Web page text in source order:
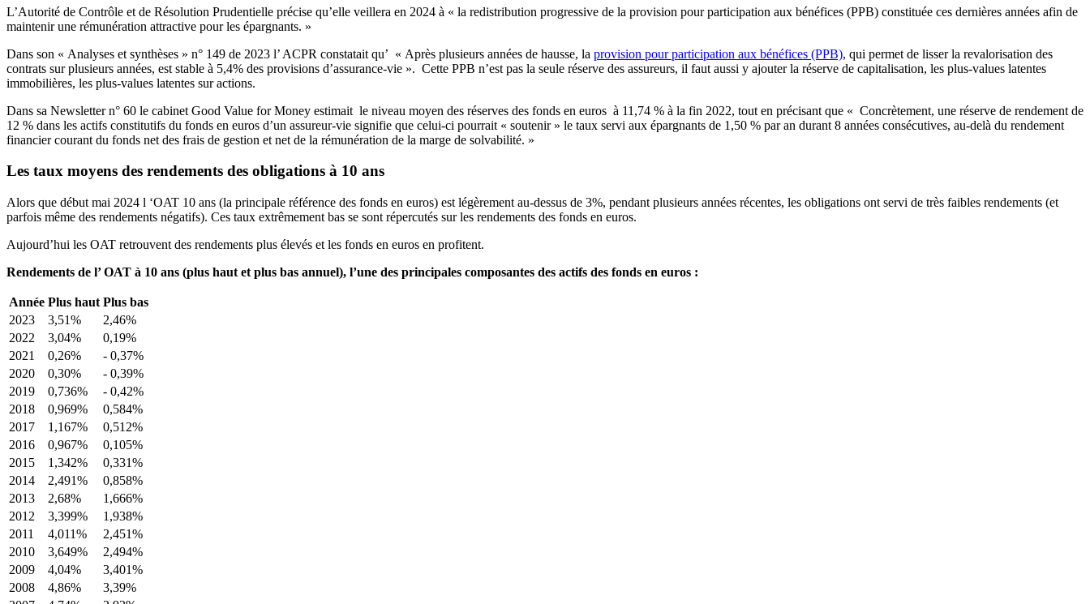
L’Autorité de Contrôle et de Résolution Prudentielle précise qu’elle veillera en 2024 à « la redistribution progressive de la provision pour participation aux bénéfices (PPB) constituée ces dernières années afin de
maintenir une rémunération attractive pour les épargnants. »
Dans son « Analyses et synthèses » n° 149 de 2023 l’ ACPR constatait qu’ « Après plusieurs années de hausse, la provision pour participation aux bénéfices (PPB), qui permet de lisser la revalorisation des
contrats sur plusieurs années, est stable à 5,4% des provisions d’assurance-vie ». Cette PPB n’est pas la seule réserve des assureurs, il faut aussi y ajouter la réserve de capitalisation, les plus-values latentes
immobilières, les plus-values latentes sur actions.
Dans sa Newsletter n° 60 le cabinet Good Value for Money estimait le niveau moyen des réserves des fonds en euros à 11,74 % à la fin 2022, tout en précisant que « Concrètement, une réserve de rendement de
12 % dans les actifs constitutifs du fonds en euros d’un assureur-vie signifie que celui-ci pourrait « soutenir » le taux servi aux épargnants de 1,50 % par an durant 8 années consécutives, au-delà du rendement
financier courant du fonds net des frais de gestion et net de la rémunération de la marge de solvabilité. »
Les taux moyens des rendements des obligations à 10 ans
Alors que début mai 2024 l ‘OAT 10 ans (la principale référence des fonds en euros) est légèrement au-dessus de 3%, pendant plusieurs années récentes, les obligations ont servi de très faibles rendements (et
parfois même des rendements négatifs). Ces taux extrêmement bas se sont répercutés sur les rendements des fonds en euros.
Aujourd’hui les OAT retrouvent des rendements plus élevés et les fonds en euros en profitent.
Rendements de l’ OAT à 10 ans (plus haut et plus bas annuel), l’une des principales composantes des actifs des fonds en euros :
Année Plus haut Plus bas
2023
3,51%
2,46%
2022
3,04%
0,19%
2021
0,26%
- 0,37%
2020
0,30%
- 0,39%
2019
0,736%
- 0,42%
2018
0,969%
0,584%
2017
1,167%
0,512%
2016
0,967%
0,105%
2015
1,342%
0,331%
2014
2,491%
0,858%
2013
2,68%
1,666%
2012
3,399%
1,938%
2011
4,011%
2,451%
2010
3,649%
2,494%
2009
4,04%
3,401%
2008
4,86%
3,39%